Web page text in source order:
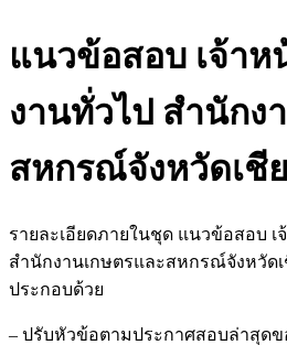
แนวข้อสอบ เจ้าห
งานทั่วไป สำนักง
สหกรณ์จังหวัดเชี
รายละเอียดภายในชุด แนวข้อสอบ
สำนักงานเกษตรและสหกรณ์จังหวัด
ประกอบด้วย
– ปรับหัวข้อตามประกาศสอบล่าสุดข